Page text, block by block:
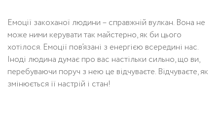
Емоції закоханої людини – справжній вулкан. Вона не
може ними керувати так майстерно, як би цього
хотілося. Емоції пов’язані з енергією всередині нас.
Іноді людина думає про вас настільки сильно, що ви,
перебуваючи поруч з нею це відчуваєте. Відчуваєте, як
змінюється її настрій і стан!